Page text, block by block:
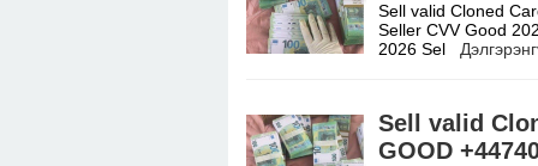
Sell valid Cloned
Seller CVV Good
2026 Sel
Sell valid
GOOD